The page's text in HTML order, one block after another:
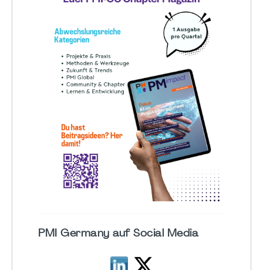
PMI Germany auf Social Media